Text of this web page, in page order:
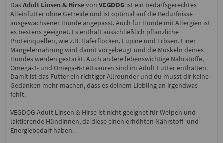
DasAdult Linsen & Hirsevon VEGDOG ist ein bedarfsgerechtes
Alleinfutter ohne Getreide und ist optimal auf die Bedürfnisse
ausgewachsener Hunde angepasst. Auch für Hunde mit Allergien ist
es bestens geeignet. Es enthält ausschließlich pflanzliche
Proteinquellen, wie z.B. Haferflocken, Lupine und Erbsen. Einer
Mangelernährung wird damit vorgebeugt und die Muskeln deines
Hundes werden gestärkt. Auch andere lebenswichtige Nährstoffe,
Omega-3- und Omega-6-Fettsäuren sind im Adult Futter enthalten.
Damit ist das Futter ein richtiger Allrounder und du musst dir keine
Gedanken mehr machen, dass es deinem Liebling an irgendwas
fehlt.
VEGDOG Adult Linsen & Hirse ist nicht geeignet für Welpen und
laktierende Hündinnen, da diese einen erhöhten Nährstoff- und
Energiebedarf haben.